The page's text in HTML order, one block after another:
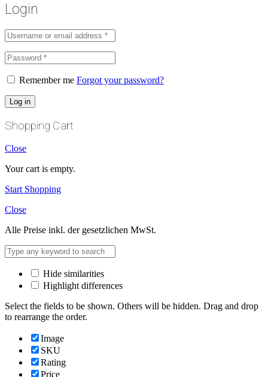
Login
Remember me Forgot your password?
Log in
Shopping Cart
Close
Your cart is empty.
Start Shopping
Close
Alle Preise inkl. der gesetzlichen MwSt.
Hide similarities
Highlight differences
Select the fields to be shown. Others will be hidden. Drag and drop
to rearrange the order.
Image
SKU
Rating
Price